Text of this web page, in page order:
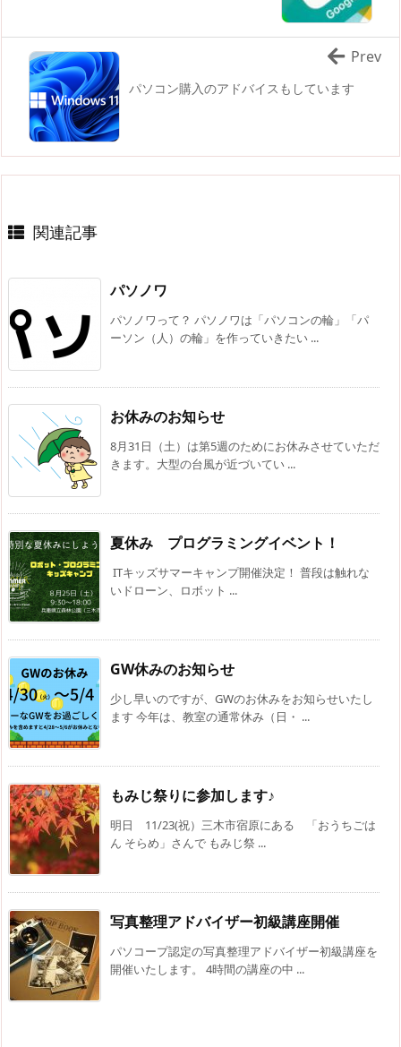
パソコン購入のアドバイスもしています
Prev
関連記事
パソノワ
パソノワって？ パソノワは「パソコンの輪」「パ
ーソン（人）の輪」を作っていきたい ...
お休みのお知らせ
8月31日（土）は第5週のためにお休みさせていただ
きます。大型の台風が近づいてい ...
夏休み プログラミングイベント！
ITキッズサマーキャンプ開催決定！ 普段は触れな
いドローン、ロボット ...
GW休みのお知らせ
少し早いのですが、GWのお休みをお知らせいたし
ます 今年は、教室の通常休み（日・ ...
もみじ祭りに参加します♪
明日 11/23(祝）三木市宿原にある 「おうちごは
ん そらめ」さんで もみじ祭 ...
写真整理アドバイザー初級講座開催
パソコープ認定の写真整理アドバイザー初級講座を
開催いたします。 4時間の講座の中 ...